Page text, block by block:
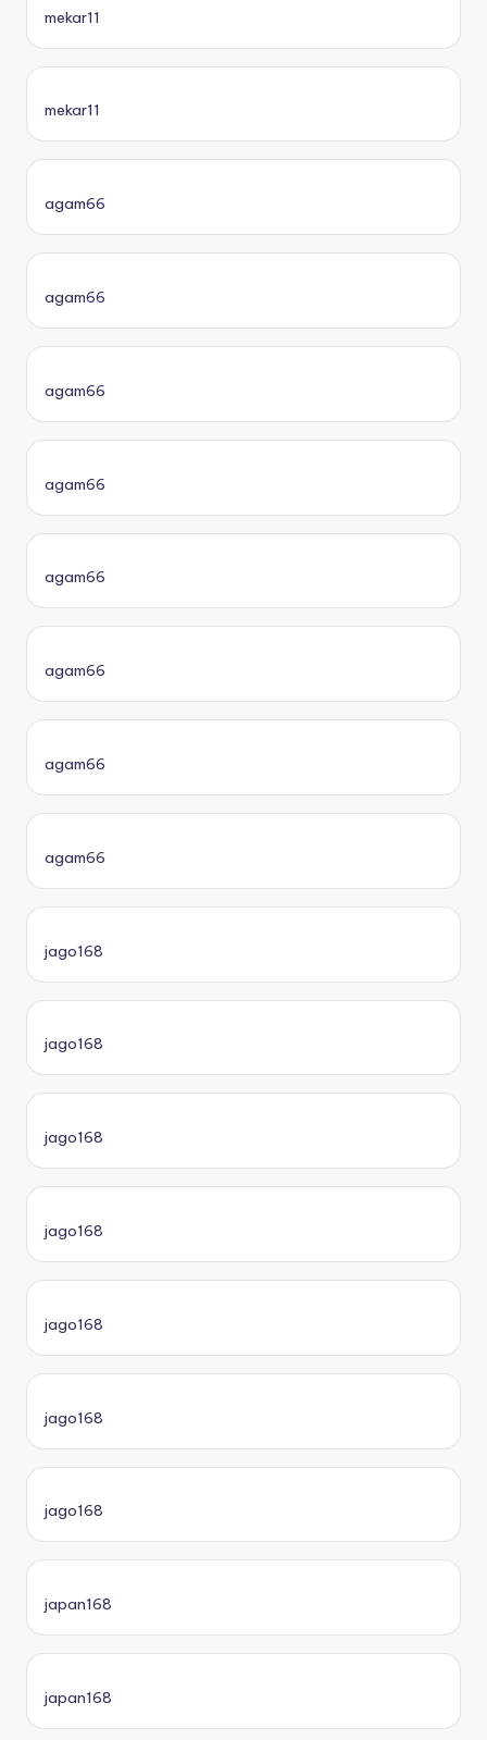
mekar11
mekar11
agam66
agam66
agam66
agam66
agam66
agam66
agam66
agam66
jago168
jago168
jago168
jago168
jago168
jago168
jago168
japan168
japan168